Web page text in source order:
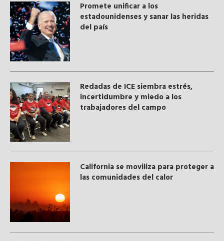
Promete unificar a los
estadounidenses y sanar las heridas
del país
​Redadas de ICE siembra estrés,
incertidumbre y miedo a los
trabajadores del campo
California se moviliza para proteger a
las comunidades del calor